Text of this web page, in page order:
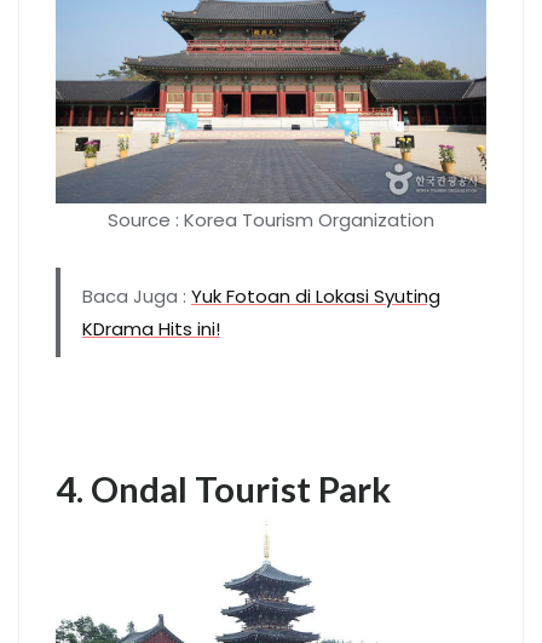
Source : Korea Tourism Organization
Baca Juga : Yuk Fotoan di Lokasi Syuting
KDrama Hits ini!
4. Ondal Tourist Park